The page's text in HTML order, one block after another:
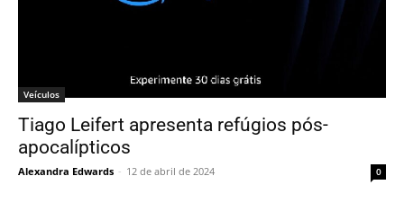
Veículos
Tiago Leifert apresenta refúgios pós-
apocalípticos
Alexandra Edwards - 12 de abril de 2024 0